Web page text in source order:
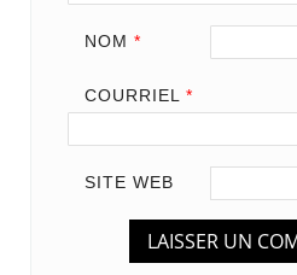
NOM *
COURRIEL *
SITE WEB